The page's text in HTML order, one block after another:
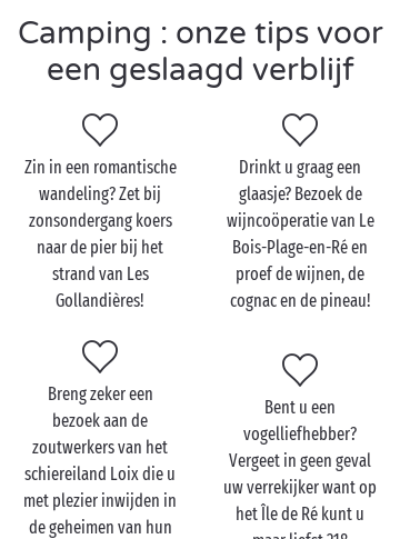
Bezoek Le Bois-Plage-en-
Ré met z'n tweetjes
De oceaan trekt natuurlijk alle aandacht naar zich
toe, maar neem ook de tijd om een kijkje te nemen in
het centrum van Le Bois-Plage-en-Ré waar ’s zomers
een bruisende sfeer hangt. Het is heerlijk toeven in
de fleurige straten met typische huizen, verrukkelijke
restaurants en kleurrijke boetieks. Ideaal dus voor
een romantische wandeling
uw verblijf op het Île de Ré!
Mis in geen geval de markt van Le Bois-Plage-en-Ré,
een heus instituut op het eiland. Met zijn 130
handelaars is het de grootste markt van de streek die
in juli en augustus elke dag plaatsvindt. U kunt geen
betere plek vinden om uw picknickmand met de
Camping : onze tips voor
een geslaagd verblijf
Zin in een romantische
wandeling? Zet bij
zonsondergang koers
naar de pier bij het
strand van Les
Gollandières!
Drinkt u graag een
glaasje? Bezoek de
wijncoöperatie van Le
Bois-Plage-en-Ré en
proef de wijnen, de
cognac en de pineau!
Breng zeker een
bezoek aan de
zoutwerkers van het
schiereiland Loix die u
met plezier inwijden in
de geheimen van hun
Bent u een
vogelliefhebber?
Vergeet in geen geval
uw verrekijker want op
het Île de Ré kunt u